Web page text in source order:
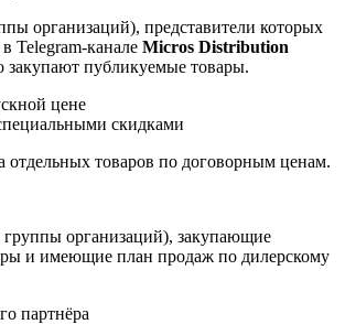
организаций), представители которых
Telegram-канале Micros Distribution
закупают публикуемые товары.
цене
скидками
товаров по договорным ценам.
организаций), закупающие
и имеющие план продаж по дилерскому
партнёра